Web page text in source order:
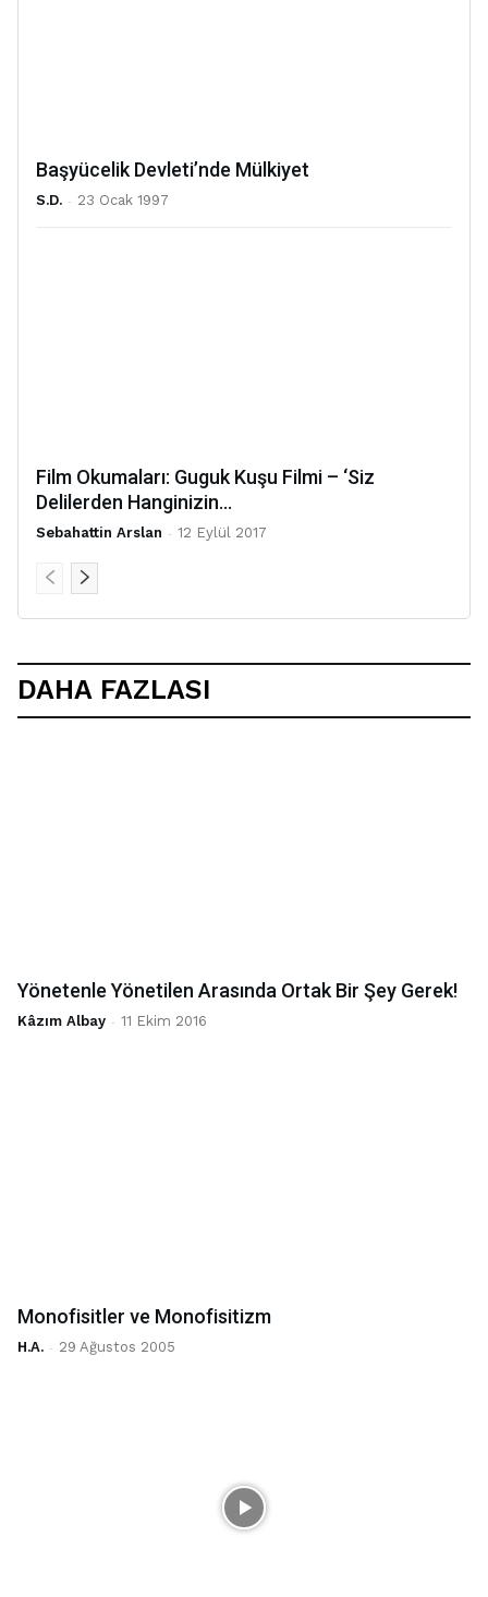
Başyücelik Devleti’nde Mülkiyet
S.D. - 23 Ocak 1997
Film Okumaları: Guguk Kuşu Filmi – ‘Siz
Delilerden Hanginizin...
Sebahattin Arslan - 12 Eylül 2017
DAHA FAZLASI
Yönetenle Yönetilen Arasında Ortak Bir Şey Gerek!
Kâzım Albay - 11 Ekim 2016
Monofisitler ve Monofisitizm
H.A. - 29 Ağustos 2005